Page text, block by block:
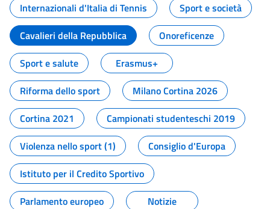
Internazionali d'Italia di Tennis
Sport e società
Cavalieri della Repubblica
Onoreficenze
Sport e salute
Erasmus+
Riforma dello sport
Milano Cortina 2026
Cortina 2021
Campionati studenteschi 2019
Violenza nello sport (1)
Consiglio d'Europa
Istituto per il Credito Sportivo
Parlamento europeo
Notizie